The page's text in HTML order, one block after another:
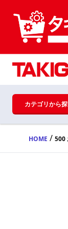
ハン
FA・
カテゴリから
HOME / 500